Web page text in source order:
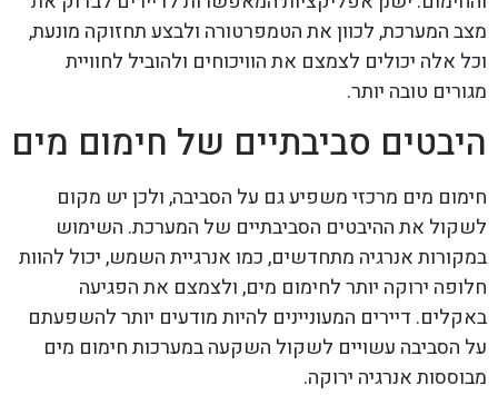
מצב המערכת, לכוון את הטמפרטורה ולבצע תחזוקה מונעת,
וכל אלה יכולים לצמצם את הוויכוחים ולהוביל לחוויית
מגורים טובה יותר.
היבטים סביבתיים של חימום מים
חימום מים מרכזי משפיע גם על הסביבה, ולכן יש מקום
לשקול את ההיבטים הסביבתיים של המערכת. השימוש
במקורות אנרגיה מתחדשים, כמו אנרגיית השמש, יכול להוות
חלופה ירוקה יותר לחימום מים, ולצמצם את הפגיעה
באקלים. דיירים המעוניינים להיות מודעים יותר להשפעתם
על הסביבה עשויים לשקול השקעה במערכות חימום מים
מבוססות אנרגיה ירוקה.